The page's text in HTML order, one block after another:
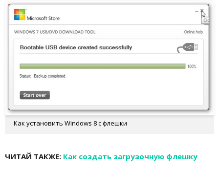
Как установить Windows 8 с флешки
ЧИТАЙ ТАКЖЕ: Как создать загрузочную флешку